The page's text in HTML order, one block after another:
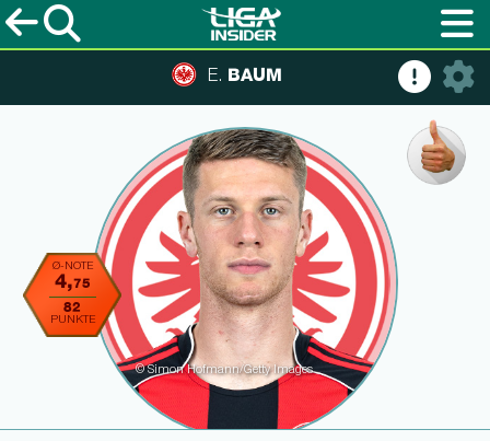
E. BAUM
© Simon Hofmann/Getty Images
Ø-NOTE
4,75
82
PUNKTE